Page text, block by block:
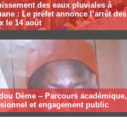
des eaux pluviales à
: Le préfet annonce l’arrêt des
le 14 août
Dème – Parcours académique,
et engagement public